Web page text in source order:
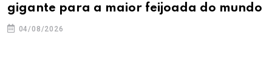
gigante para a maior feijoada do mundo
04/08/2026